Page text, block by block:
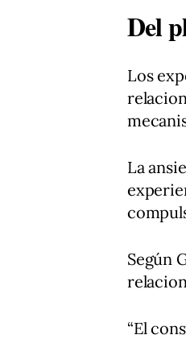
Del
Los
La
Según
“El